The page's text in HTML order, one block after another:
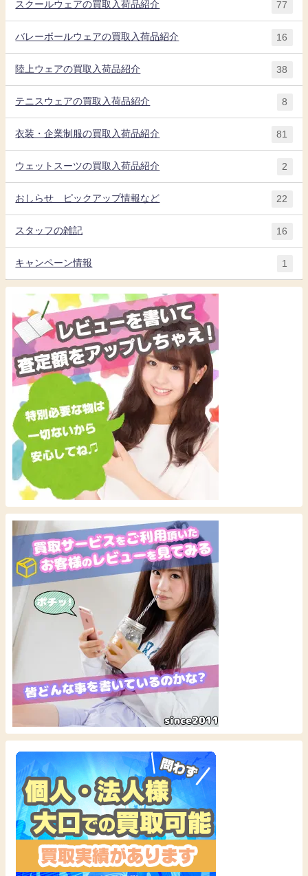
スクールウェアの買取入荷品紹介 77
バレーボールウェアの買取入荷品紹介 16
陸上ウェアの買取入荷品紹介 38
テニスウェアの買取入荷品紹介 8
衣装・企業制服の買取入荷品紹介 81
ウェットスーツの買取入荷品紹介 2
おしらせ ピックアップ情報など 22
スタッフの雑記 16
キャンペーン情報 1